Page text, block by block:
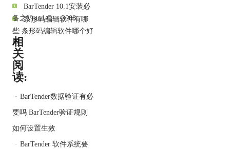
3.在选择好数据库类型
后，按照向导的提示，完
成数据库的链接操作。通
常你需要提供数据库的位
置、登录用户名和密码等
BarTender 10.1安装必
备之Visual C++ 2008
条形码编辑软件有哪
些 条形码编辑软件哪个好
用
相
关
阅
读:
· BarTender数据验证有必
要吗 BarTender验证规则
如何设置生效
· BarTender 软件系统要